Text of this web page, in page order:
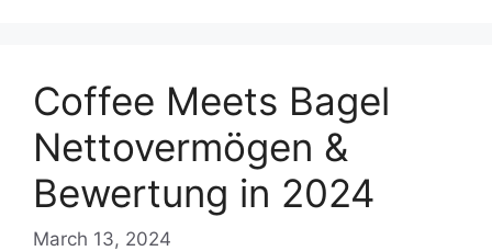
Coffee Meets Bagel
Nettovermögen &
Bewertung in 2024
March 13, 2024